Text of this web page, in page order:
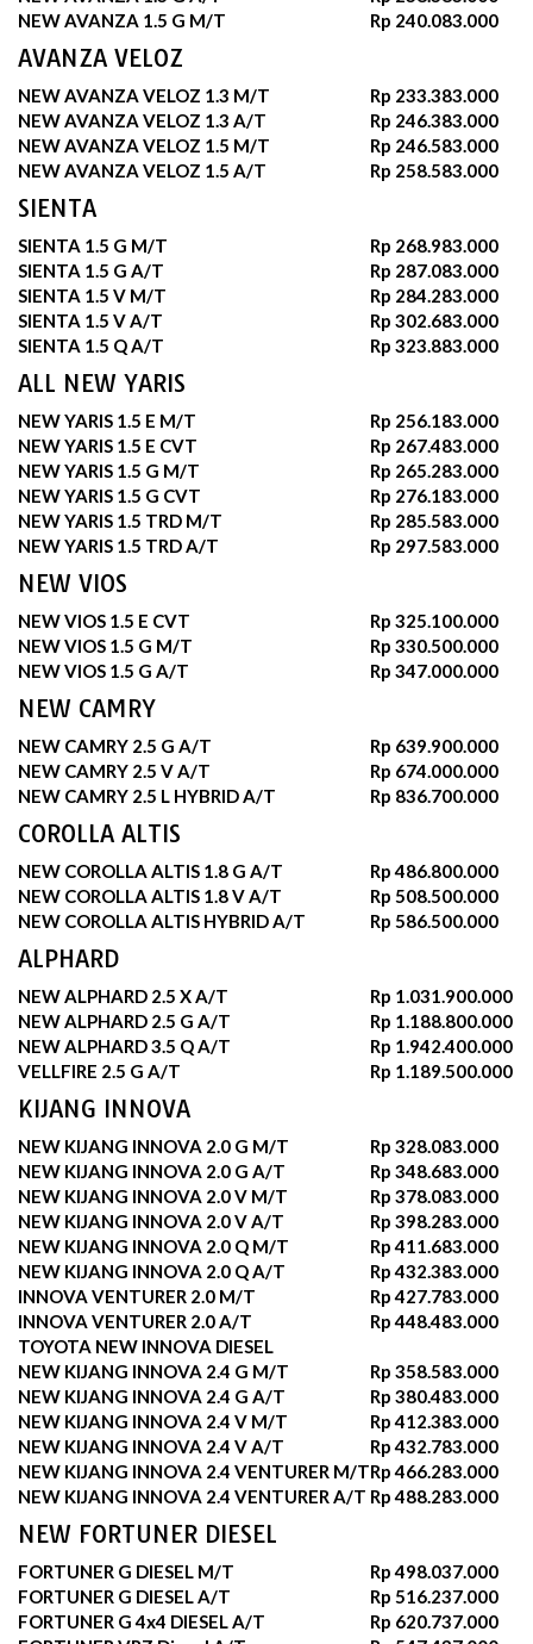
NEW AVANZA 1.5 G M/T
Rp 240.083.000
AVANZA VELOZ
NEW AVANZA VELOZ 1.3 M/T
Rp 233.383.000
NEW AVANZA VELOZ 1.3 A/T
Rp 246.383.000
NEW AVANZA VELOZ 1.5 M/T
Rp 246.583.000
NEW AVANZA VELOZ 1.5 A/T
Rp 258.583.000
SIENTA
SIENTA 1.5 G M/T
Rp 268.983.000
SIENTA 1.5 G A/T
Rp 287.083.000
SIENTA 1.5 V M/T
Rp 284.283.000
SIENTA 1.5 V A/T
Rp 302.683.000
SIENTA 1.5 Q A/T
Rp 323.883.000
ALL NEW YARIS
NEW YARIS 1.5 E M/T
Rp 256.183.000
NEW YARIS 1.5 E CVT
Rp 267.483.000
NEW YARIS 1.5 G M/T
Rp 265.283.000
NEW YARIS 1.5 G CVT
Rp 276.183.000
NEW YARIS 1.5 TRD M/T
Rp 285.583.000
NEW YARIS 1.5 TRD A/T
Rp 297.583.000
NEW VIOS
NEW VIOS 1.5 E CVT
Rp 325.100.000
NEW VIOS 1.5 G M/T
Rp 330.500.000
NEW VIOS 1.5 G A/T
Rp 347.000.000
NEW CAMRY
NEW CAMRY 2.5 G A/T
Rp 639.900.000
NEW CAMRY 2.5 V A/T
Rp 674.000.000
NEW CAMRY 2.5 L HYBRID A/T
Rp 836.700.000
COROLLA ALTIS
NEW COROLLA ALTIS 1.8 G A/T
Rp 486.800.000
NEW COROLLA ALTIS 1.8 V A/T
Rp 508.500.000
NEW COROLLA ALTIS HYBRID A/T
Rp 586.500.000
ALPHARD
NEW ALPHARD 2.5 X A/T
Rp 1.031.900.000
NEW ALPHARD 2.5 G A/T
Rp 1.188.800.000
NEW ALPHARD 3.5 Q A/T
Rp 1.942.400.000
VELLFIRE 2.5 G A/T
Rp 1.189.500.000
KIJANG INNOVA
NEW KIJANG INNOVA 2.0 G M/T
Rp 328.083.000
NEW KIJANG INNOVA 2.0 G A/T
Rp 348.683.000
NEW KIJANG INNOVA 2.0 V M/T
Rp 378.083.000
NEW KIJANG INNOVA 2.0 V A/T
Rp 398.283.000
NEW KIJANG INNOVA 2.0 Q M/T
Rp 411.683.000
NEW KIJANG INNOVA 2.0 Q A/T
Rp 432.383.000
INNOVA VENTURER 2.0 M/T
Rp 427.783.000
INNOVA VENTURER 2.0 A/T
Rp 448.483.000
TOYOTA NEW INNOVA DIESEL
NEW KIJANG INNOVA 2.4 G M/T
Rp 358.583.000
NEW KIJANG INNOVA 2.4 G A/T
Rp 380.483.000
NEW KIJANG INNOVA 2.4 V M/T
Rp 412.383.000
NEW KIJANG INNOVA 2.4 V A/T
Rp 432.783.000
NEW KIJANG INNOVA 2.4 VENTURER M/TRp 466.283.000
NEW KIJANG INNOVA 2.4 VENTURER A/T Rp 488.283.000
NEW FORTUNER DIESEL
FORTUNER G DIESEL M/T
Rp 498.037.000
FORTUNER G DIESEL A/T
Rp 516.237.000
FORTUNER G 4x4 DIESEL A/T
Rp 620.737.000